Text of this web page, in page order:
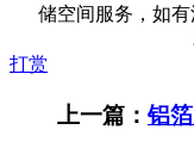
储空间服务，如有
打赏
上一篇：铝